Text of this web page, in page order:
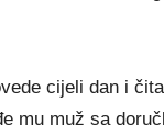
cijeli dan i
mu muž sa